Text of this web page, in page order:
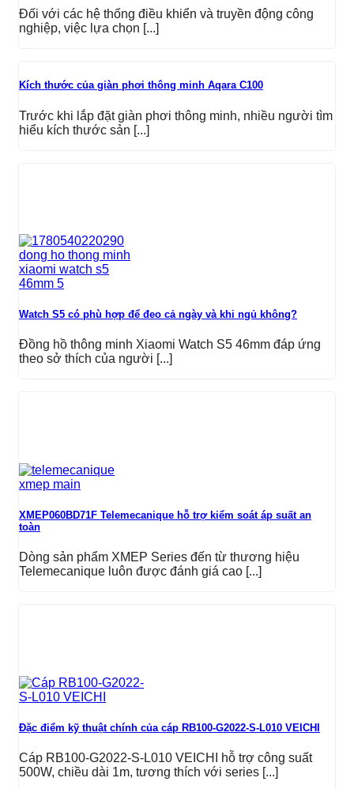
Đối với các hệ thống điều khiển và truyền động công
nghiệp, việc lựa chọn [...]
Kích thước của giàn phơi thông minh Aqara C100
Trước khi lắp đặt giàn phơi thông minh, nhiều người tìm
hiểu kích thước sản [...]
Watch S5 có phù hợp để đeo cả ngày và khi ngủ không?
Đồng hồ thông minh Xiaomi Watch S5 46mm đáp ứng
theo sở thích của người [...]
XMEP060BD71F Telemecanique hỗ trợ kiểm soát áp suất an
toàn
Dòng sản phẩm XMEP Series đến từ thương hiệu
Telemecanique luôn được đánh giá cao [...]
Đặc điểm kỹ thuật chính của cáp RB100-G2022-S-L010 VEICHI
Cáp RB100-G2022-S-L010 VEICHI hỗ trợ công suất
500W, chiều dài 1m, tương thích với series [...]